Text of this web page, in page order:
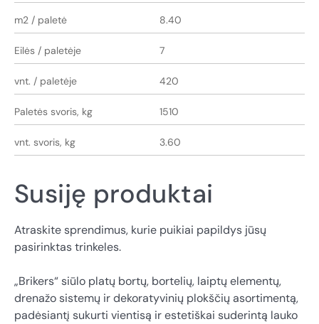
m2 / paletė 8.40
Eilės / paletėje 7
vnt. / paletėje 420
Paletės svoris, kg 1510
vnt. svoris, kg 3.60
Susiję produktai
Atraskite sprendimus, kurie puikiai papildys jūsų
pasirinktas trinkeles.
„Brikers“ siūlo platų bortų, bortelių, laiptų elementų,
drenažo sistemų ir dekoratyvinių plokščių asortimentą,
padėsiantį sukurti vientisą ir estetiškai suderintą lauko